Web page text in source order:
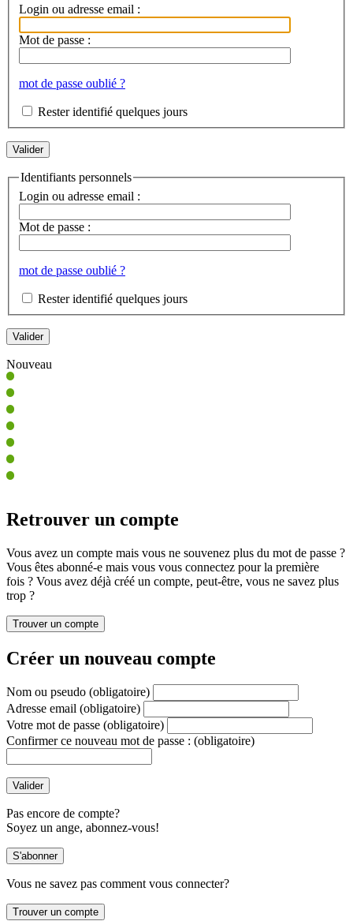
Login ou adresse email :
Mot de passe :
mot de passe oublié ?
Rester identifié quelques jours
Identifiants personnels
Login ou adresse email :
Mot de passe :
mot de passe oublié ?
Rester identifié quelques jours
Nouveau
Retrouver un compte
Vous avez un compte mais vous ne souvenez plus du mot de passe ?
Vous êtes abonné-e mais vous vous connectez pour la première
fois ? Vous avez déjà créé un compte, peut-être, vous ne savez plus
trop ?
Créer un nouveau compte
Nom ou pseudo (obligatoire)
Adresse email (obligatoire)
Votre mot de passe (obligatoire)
Confirmer ce nouveau mot de passe : (obligatoire)
Pas encore de compte?
Soyez un ange, abonnez-vous!
Vous ne savez pas comment vous connecter?